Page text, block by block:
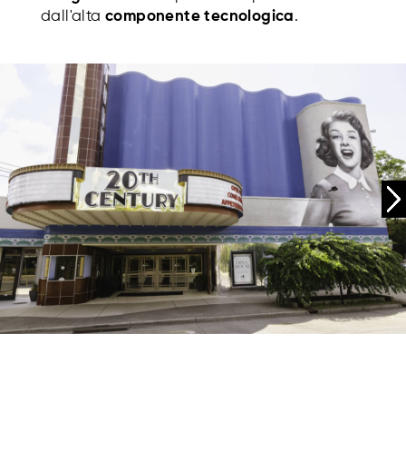
dall'altacomponente tecnologica.